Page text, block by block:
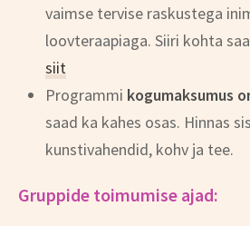
vaimse tervise raskustega
loovteraapiaga. Siiri kohta
siit
Programmi kogumaksumus
saad ka kahes osas. Hinnas
kunstivahendid, kohv ja tee.
Gruppide toimumise ajad: